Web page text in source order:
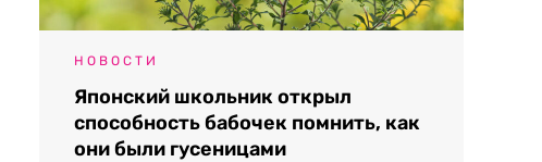
НОВОСТИ
Японский школьник открыл
способность бабочек помнить, как
они были гусеницами